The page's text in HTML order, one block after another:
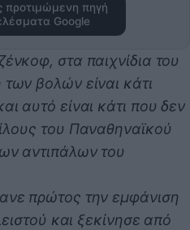
πηγή
Google
στα παιχνίδια του
βολών είναι κάτι
αυτό είναι κάτι που δεν
του Παναθηναϊκού
αντιπάλων του
πρώτος την εμφάνιση
και ξεκίνησε από